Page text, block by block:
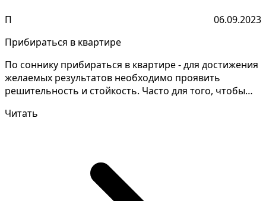
П
06.09.2023
Прибираться в квартире
По соннику прибираться в квартире - для достижения
желаемых результатов необходимо проявить
решительность и стойкость. Часто для того, чтобы
Читать